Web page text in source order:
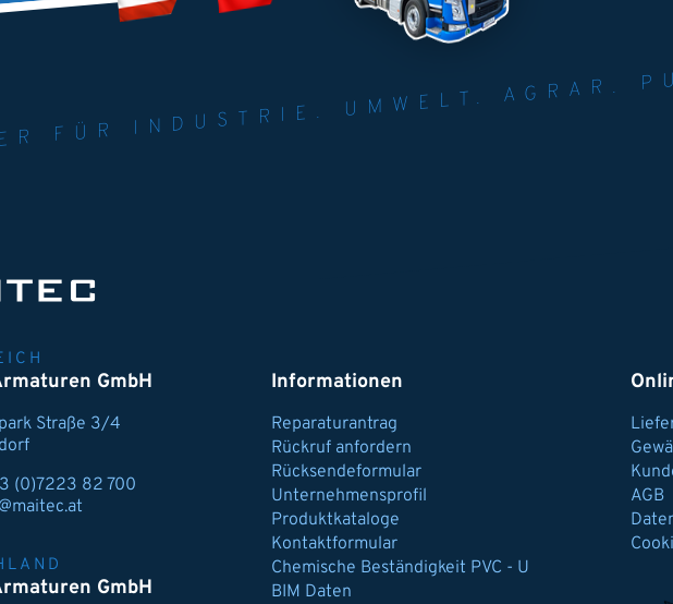
PARTNER FÜR
AGRAR.
GmbH
Straße 3/4
(0)7223 82 700
GmbH
Informationen
Reparaturantrag
Rückruf anfordern
Rücksendeformular
Unternehmensprofil
Produktkataloge
Kontaktformular
Chemische Beständigkeit PVC - U
BIM Daten
AGB